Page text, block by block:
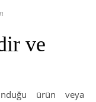
ve